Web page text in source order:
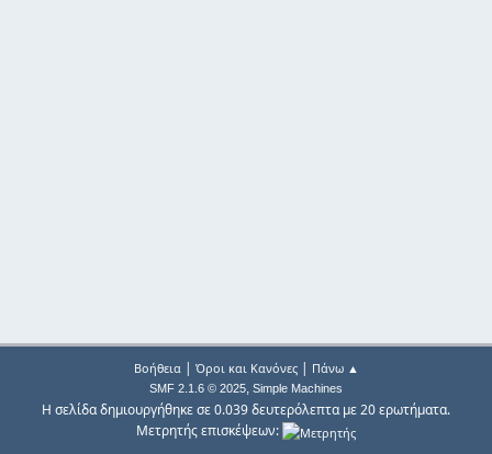
Βοήθεια| Όροι και Κανόνες| Πάνω ▲
SMF 2.1.6 © 2025, Simple Machines
Η σελίδα δημιουργήθηκε σε 0.039 δευτερόλεπτα με 20 ερωτήματα.
Μετρητής επισκέψεων: